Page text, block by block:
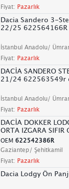
Fiyat: Pazarlık
Dacia Sandero 3-
22/25 622564166R
İstanbul Anadolu/
Fiyat: Pazarlık
DACİA SANDERO
21/24 622563549r
İstanbul Anadolu/
Fiyat: Pazarlık
DACİA DOKKER
ORTA IZGARA
OEM 622542386R
Gaziantep/ Şehitkamil
Fiyat: Pazarlık